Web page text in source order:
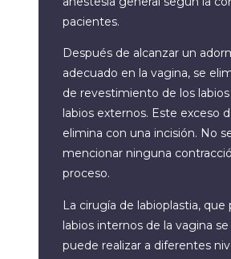
pacientes.
Después de alcanzar un
adecuado en la vagina, se
de revestimiento de los
labios externos. Este exceso
elimina con una incisión. No
mencionar ninguna
proceso.
La cirugía de labioplastia,
labios internos de la vagina
puede realizar a diferentes